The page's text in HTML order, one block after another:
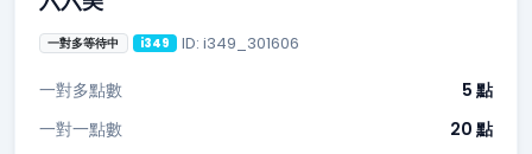
一對多等待中 i349 ID: i349_301606
一對多點數
5 點
一對一點數
20 點